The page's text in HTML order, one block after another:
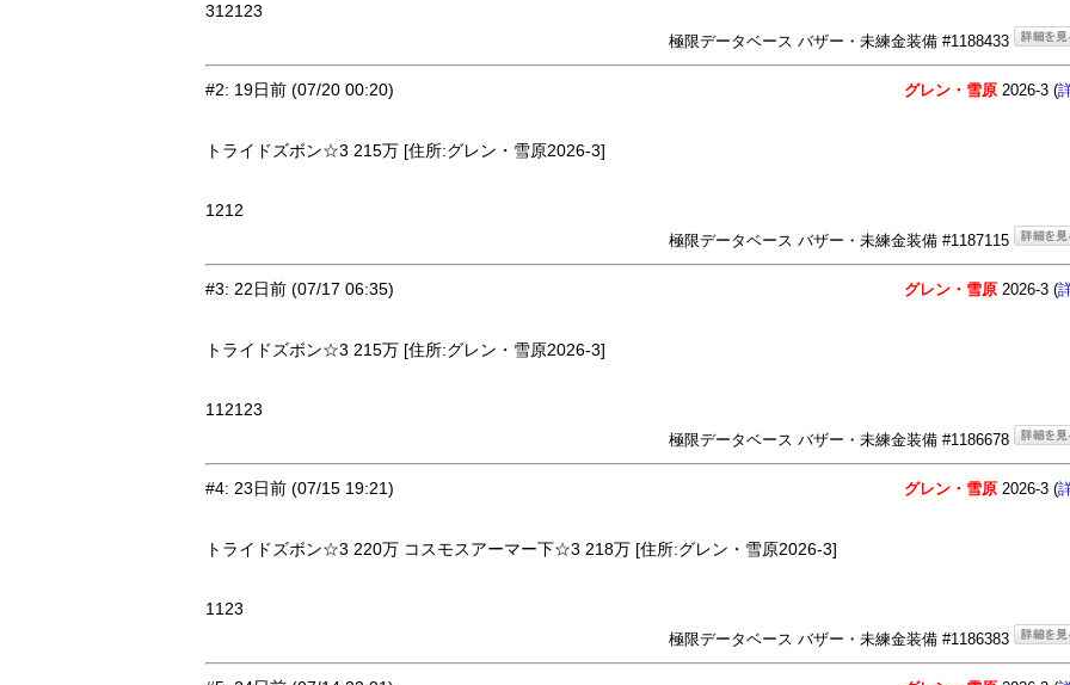
312123
極限データベース バザー・未練金装備 #1188433
#2: 19日前 (07/20 00:20) グレン・雪原 2026-3 (
トライドズボン☆3 215万 [住所:グレン・雪原2026-3]
1212
極限データベース バザー・未練金装備 #1187115
#3: 22日前 (07/17 06:35) グレン・雪原 2026-3 (
トライドズボン☆3 215万 [住所:グレン・雪原2026-3]
112123
極限データベース バザー・未練金装備 #1186678
#4: 23日前 (07/15 19:21) グレン・雪原 2026-3 (
トライドズボン☆3 220万 コスモスアーマー下☆3 218万 [住所:グレン・雪原2026-3]
1123
極限データベース バザー・未練金装備 #1186383